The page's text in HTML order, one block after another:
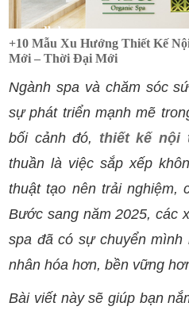
+10 Mẫu Xu Hướng Thiết Kế
Mới – Thời Đại Mới
Ngành spa và chăm sóc
sự phát triển mạnh mẽ
bối cảnh đó, thiết kế nội
thuần là việc sắp xếp
thuật tạo nên trải nghiệm,
Bước sang năm 2025, các
spa đã có sự chuyển
nhân hóa hơn, bền vững
Bài viết này sẽ giúp bạn